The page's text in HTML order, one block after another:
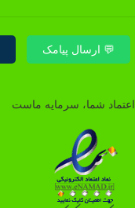
💬 ارسال پیامک
اعتماد شما، سرمایه ماست